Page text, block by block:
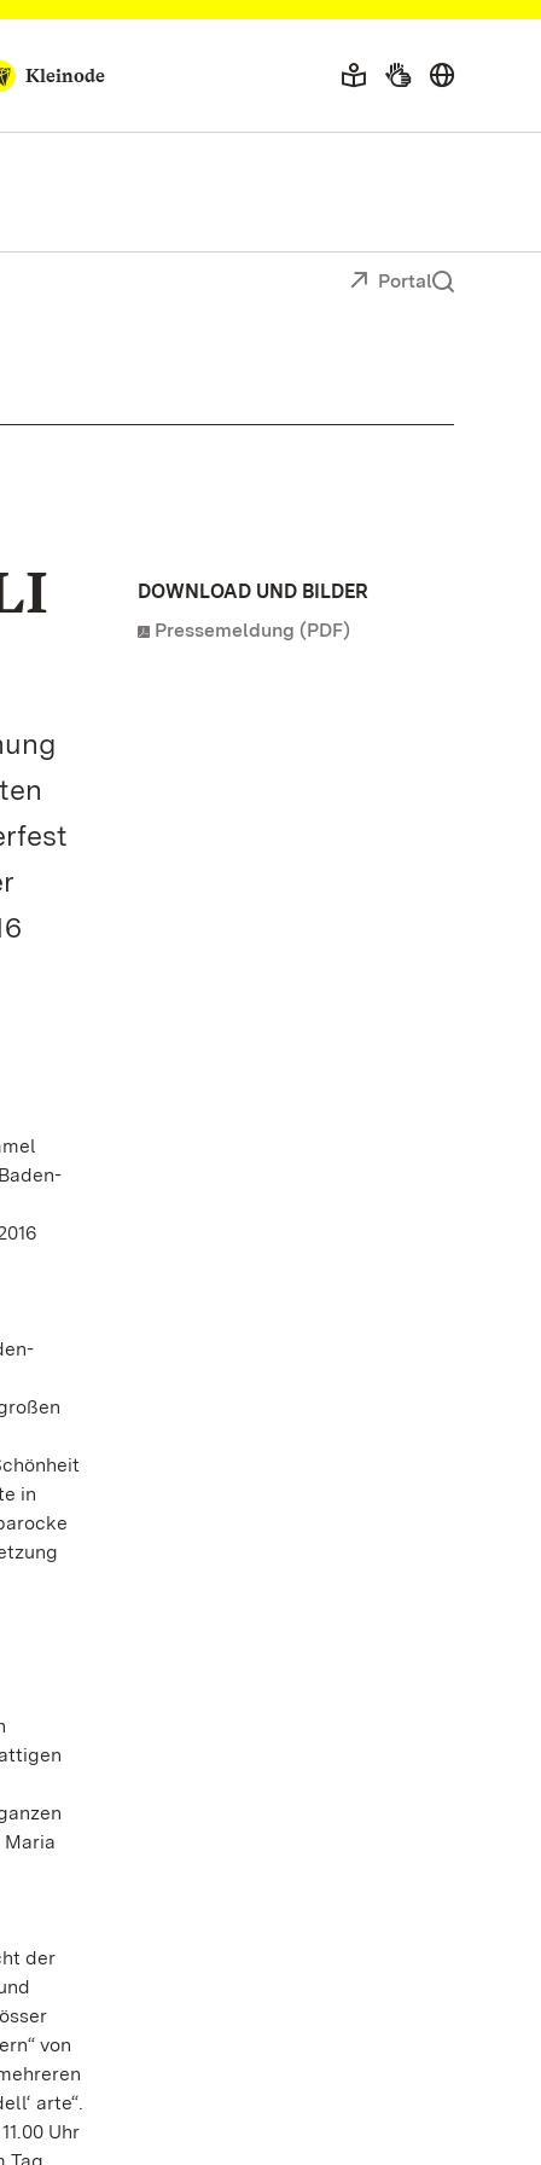
Kleinode
Portal
in
der
von
arte“.
Uhr
DOWNLOAD UND BILDER
Pressemeldung (PDF)